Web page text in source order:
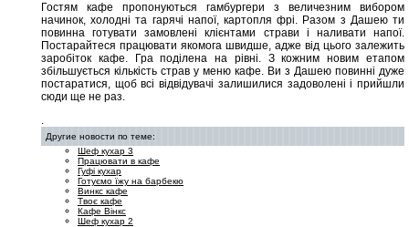
Гостям кафе пропонуються гамбургери з величезним вибором
начинок, холодні та гарячі напої, картопля фрі. Разом з Дашею ти
повинна готувати замовлені клієнтами страви і наливати напої.
Постарайтеся працювати якомога швидше, адже від цього залежить
заробіток кафе. Гра поділена на рівні. З кожним новим етапом
збільшується кількість страв у меню кафе. Ви з Дашею повинні дуже
постаратися, щоб всі відвідувачі залишилися задоволені і прийшли
сюди ще не раз.
.
Другие новости по теме:
Шеф кухар 3
Працювати в кафе
Гуфі кухар
Готуємо їжу на барбекю
Винкс кафе
Твоє кафе
Кафе Вінкс
Шеф кухар 2